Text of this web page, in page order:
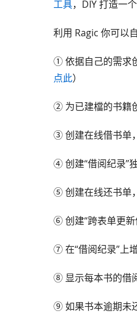
工具，DIY 打造一
利用 Ragic 你可以
① 依据自己的需求
点此）
② 为已建檔的书籍
③ 创建在线借书单
④ 创建“借阅纪录”
⑤ 创建在线还书单
⑥ 创建“跨表单更
⑦ 在“借阅纪录”上
⑧ 显示每本书的借
⑨ 如果书本逾期未